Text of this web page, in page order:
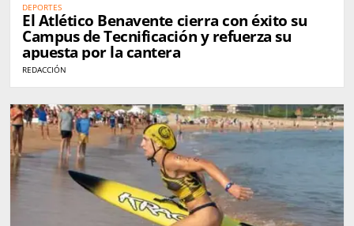
DEPORTES
El Atlético Benavente cierra con éxito su
Campus de Tecnificación y refuerza su
apuesta por la cantera
REDACCIÓN